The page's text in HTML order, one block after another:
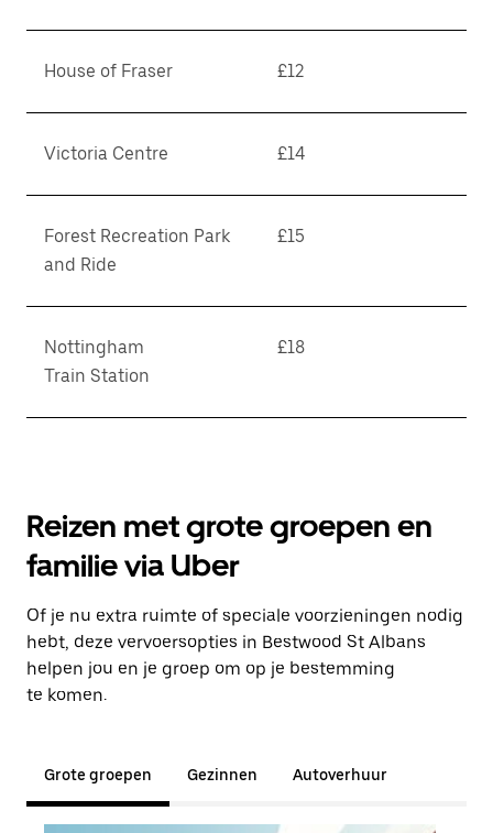
House of Fraser £12
Victoria Centre £14
Forest Recreation Park
and Ride
£15
Nottingham
Train Station
£18
Reizen met grote groepen en
familie via Uber
Of je nu extra ruimte of speciale voorzieningen nodig
hebt, deze vervoersopties in Bestwood St Albans
helpen jou en je groep om op je bestemming
te komen.
Grote groepen Gezinnen Autoverhuur